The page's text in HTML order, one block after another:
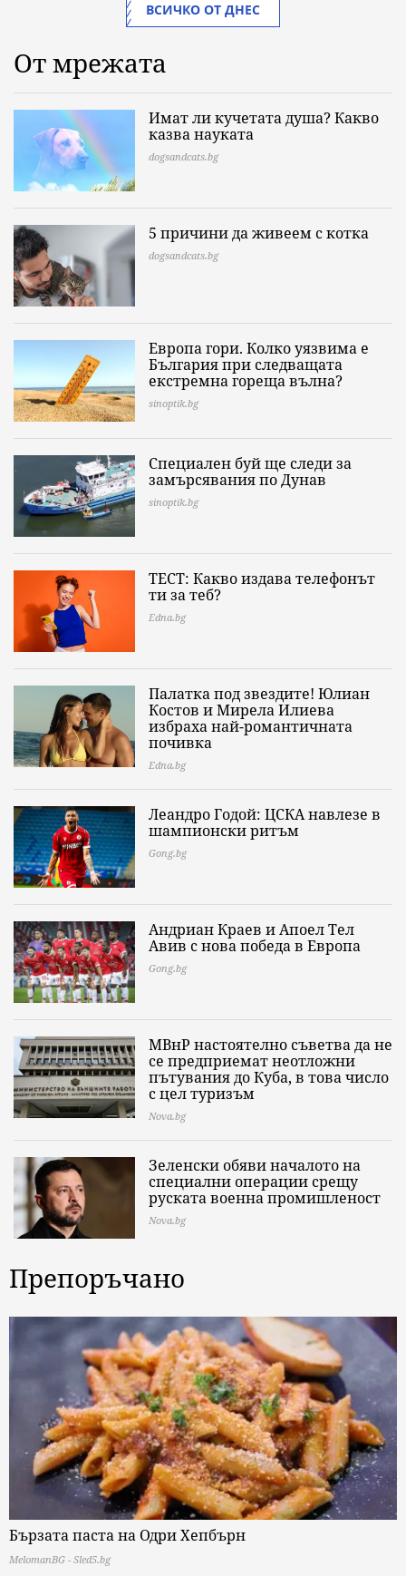
ВСИЧКО ОТ ДНЕС
От мрежата
Имат ли кучетата душа? Какво
казва науката
dogsandcats.bg
5 причини да живеем с котка
dogsandcats.bg
Европа гори. Колко уязвима е
България при следващата
екстремна гореща вълна?
sinoptik.bg
Специален буй ще следи за
замърсявания по Дунав
sinoptik.bg
ТЕСТ: Какво издава телефонът
ти за теб?
Edna.bg
Палатка под звездите! Юлиан
Костов и Мирела Илиева
избраха най-романтичната
почивка
Edna.bg
Леандро Годой: ЦСКА навлезе в
шампионски ритъм
Gong.bg
Андриан Краев и Апоел Тел
Авив с нова победа в Европа
Gong.bg
МВнР настоятелно съветва да не
се предприемат неотложни
пътувания до Куба, в това число
с цел туризъм
Nova.bg
Зеленски обяви началото на
специални операции срещу
руската военна промишленост
Nova.bg
Препоръчано
Бързата паста на Одри Хепбърн
MelomanBG - Sled5.bg